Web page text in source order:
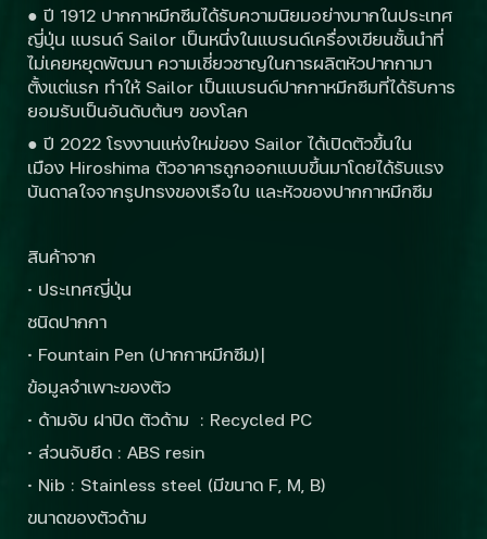
● ปี 1912 ปากกาหมึกซึมได้รับความนิยมอย่างมากในประเทศ
ญี่ปุ่น แบรนด์ Sailor เป็นหนึ่งในแบรนด์เครื่องเขียนชั้นนำที่
ไม่เคยหยุดพัฒนา ความเชี่ยวชาญในการผลิตหัวปากกามา
ตั้งแต่แรก ทำให้ Sailor เป็นแบรนด์ปากกาหมึกซึมที่ได้รับการ
ยอมรับเป็นอันดับต้นๆ ของโลก
● ปี 2022 โรงงานแห่งใหม่ของ Sailor ได้เปิดตัวขึ้นใน
เมือง Hiroshima ตัวอาคารถูกออกแบบขึ้นมาโดยได้รับแรง
บันดาลใจจากรูปทรงของเรือใบ และหัวของปากกาหมึกซึม
สินค้าจาก
· ประเทศญี่ปุ่น
ชนิดปากกา
· Fountain Pen (ปากกาหมึกซึม)|
ข้อมูลจำเพาะของตัว
· ด้ามจับ ฝาปิด ตัวด้าม : Recycled PC
· ส่วนจับยึด : ABS resin
· Nib : Stainless steel (มีขนาด F, M, B)
ขนาดของตัวด้าม